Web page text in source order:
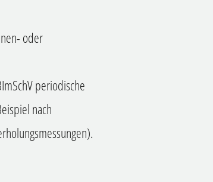
oder
periodische
nach